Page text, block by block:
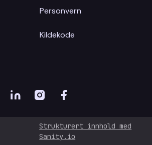
Personvern
Kildekode
Strukturert innhold med
Sanity.io